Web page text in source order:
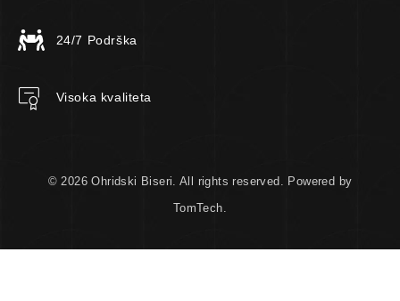
24/7 Podrška
Visoka kvaliteta
© 2026 Ohridski Biseri. All rights reserved. Powered by
TomTech.